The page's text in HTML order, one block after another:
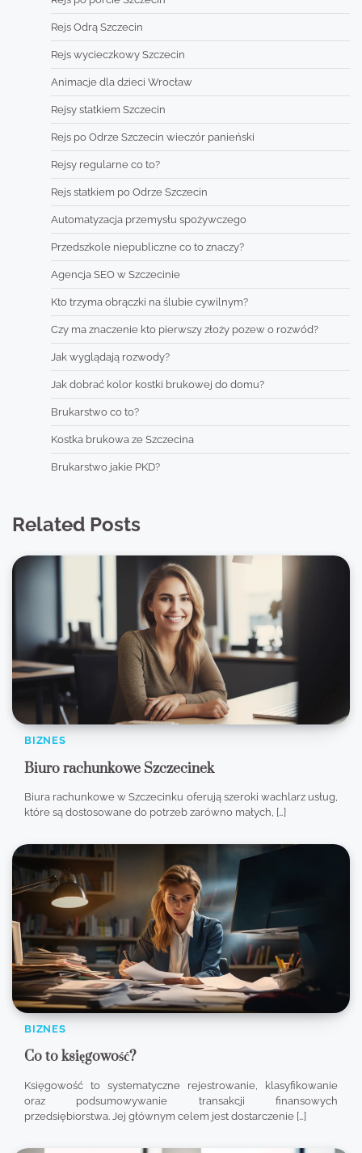
Rejs Odrą Szczecin
Rejs wycieczkowy Szczecin
Animacje dla dzieci Wrocław
Rejsy statkiem Szczecin
Rejs po Odrze Szczecin wieczór panieński
Rejsy regularne co to?
Rejs statkiem po Odrze Szczecin
Automatyzacja przemysłu spożywczego
Przedszkole niepubliczne co to znaczy?
Agencja SEO w Szczecinie
Kto trzyma obrączki na ślubie cywilnym?
Czy ma znaczenie kto pierwszy złoży pozew o rozwód?
Jak wyglądają rozwody?
Jak dobrać kolor kostki brukowej do domu?
Brukarstwo co to?
Kostka brukowa ze Szczecina
Brukarstwo jakie PKD?
Related Posts
BIZNES
Biuro rachunkowe Szczecinek
Biura rachunkowe w Szczecinku oferują szeroki wachlarz usług,
które są dostosowane do potrzeb zarówno małych, […]
BIZNES
Co to księgowość?
Księgowość to systematyczne rejestrowanie, klasyfikowanie
oraz podsumowywanie transakcji finansowych
przedsiębiorstwa. Jej głównym celem jest dostarczenie […]